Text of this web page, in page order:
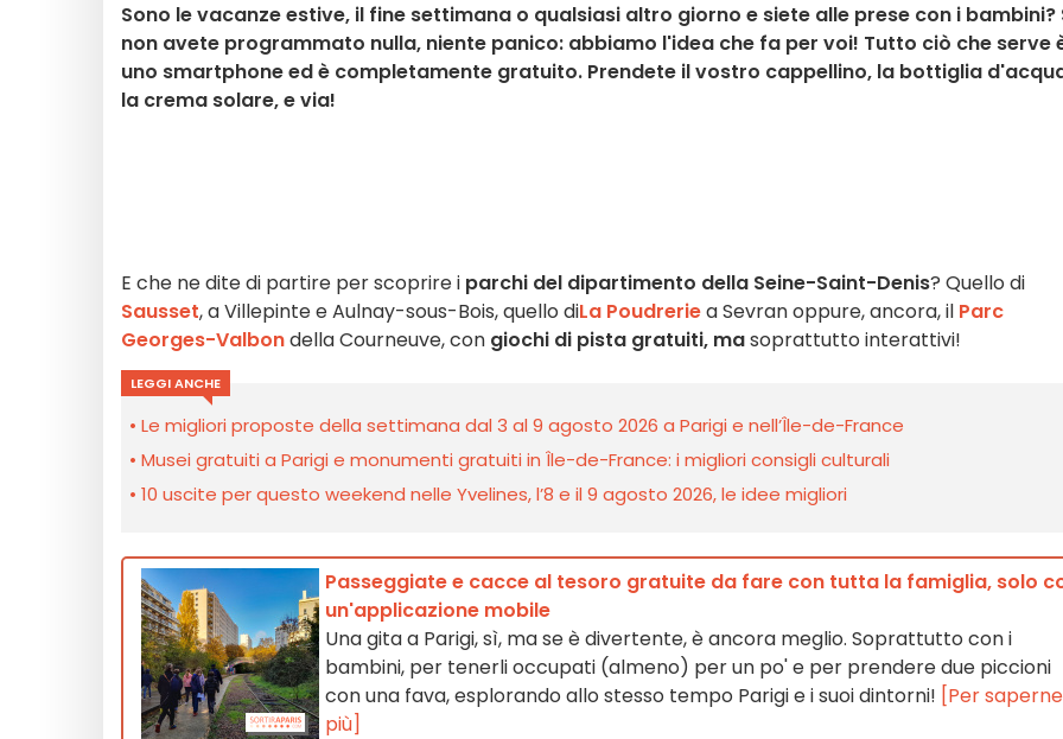
Sono le vacanze estive, il fine settimana o qualsiasi altro giorno e siete alle prese con i bambini?
non avete programmato nulla, niente panico: abbiamo l'idea che fa per voi! Tutto ciò che serve
uno smartphone ed è completamente gratuito. Prendete il vostro cappellino, la bottiglia
la crema solare, e via!
E che ne dite di partire per scoprire i parchi del dipartimento della Seine-Saint-Denis? Quello di
Sausset, a Villepinte e Aulnay-sous-Bois, quello diLa Poudreriea Sevran oppure, ancora, il Parc
Georges-Valbondella Courneuve, con giochi di pista gratuiti, masoprattutto interattivi!
LEGGI ANCHE
Le migliori proposte della settimana dal 3 al 9 agosto 2026 a Parigi e nell’Île-de-France
Musei gratuiti a Parigi e monumenti gratuiti in Île-de-France: i migliori consigli culturali
10 uscite per questo weekend nelle Yvelines, l’8 e il 9 agosto 2026, le idee migliori
Passeggiate e cacce al tesoro gratuite da fare con tutta la famiglia, solo
un'applicazione mobile
Una gita a Parigi, sì, ma se è divertente, è ancora meglio. Soprattutto con i
bambini, per tenerli occupati (almeno) per un po' e per prendere due piccioni
con una fava, esplorando allo stesso tempo Parigi e i suoi dintorni! [Per
più]